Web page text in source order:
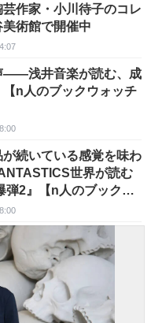
作家・小川待子のコレ
術館で開催中
――浅井音楽が読む、成
n人のブックウォッチ
続いている感覚を味わ
世界が読む
弾2』【n人のブックウ